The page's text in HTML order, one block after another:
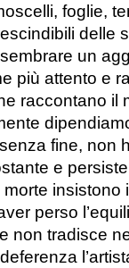
foglie,
delle
un
più attento e
raccontano il
fine, non
e
insistono
perso
non tradisce